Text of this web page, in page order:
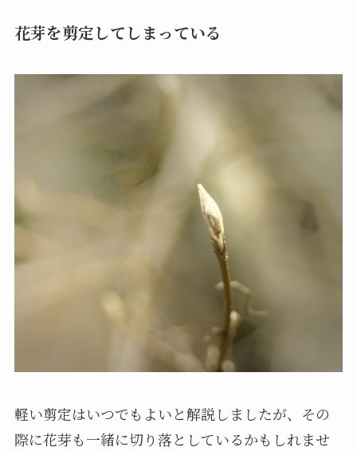
花芽を剪定してしまっている
軽い剪定はいつでもよいと解説しましたが、その
際に花芽も一緒に切り落としているかもしれませ